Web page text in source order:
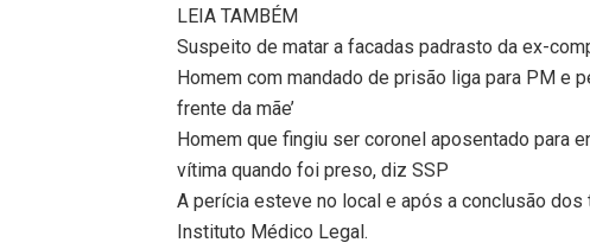
LEIA TAMBÉM
Suspeito de matar a facadas padrasto da ex-
Homem com mandado de prisão liga para PM e
frente da mãe’
Homem que fingiu ser coronel aposentado para
vítima quando foi preso, diz SSP
A perícia esteve no local e após a conclusão
Instituto Médico Legal.